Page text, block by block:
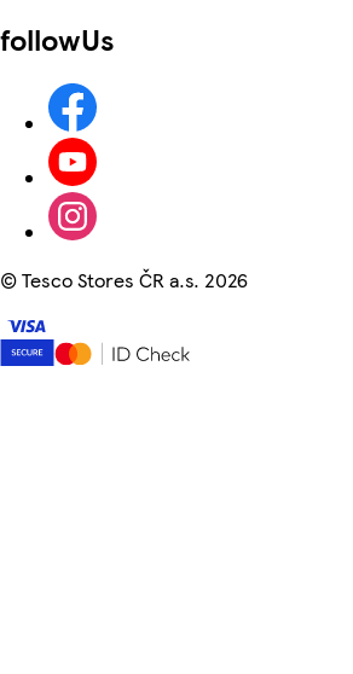
followUs
©Tesco Stores ČR a.s. 2026